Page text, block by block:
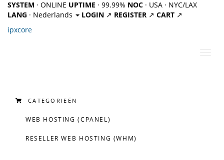
SYSTEM · ONLINE UPTIME · 99.99% NOC · USA · NYC/LAX
LANG · Nederlands LOGIN ↗ REGISTER ↗ CART ↗
ipxcore
CATEGORIEËN
WEB HOSTING (CPANEL)
RESELLER WEB HOSTING (WHM)